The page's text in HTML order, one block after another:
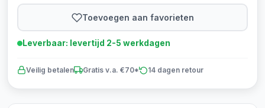
Toevoegen aan favorieten
Leverbaar: levertijd 2-5 werkdagen
Veilig betalen Gratis v.a. €70* 14 dagen retour